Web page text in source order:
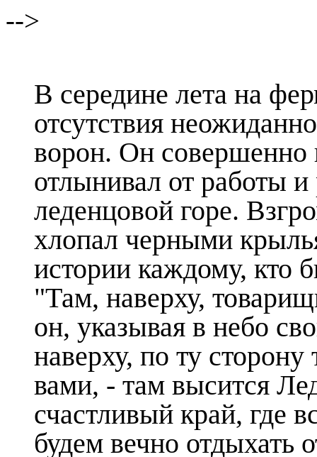
-->
В середине лета на
отсутствия
ворон. Он совершенно
отлынивал от работы и
леденцовой горе.
хлопал черными
истории каждому, кто
"Там, наверху,
он, указывая в небо
наверху, по ту
вами, - там высится
счастливый край, где
будем вечно отдыхать